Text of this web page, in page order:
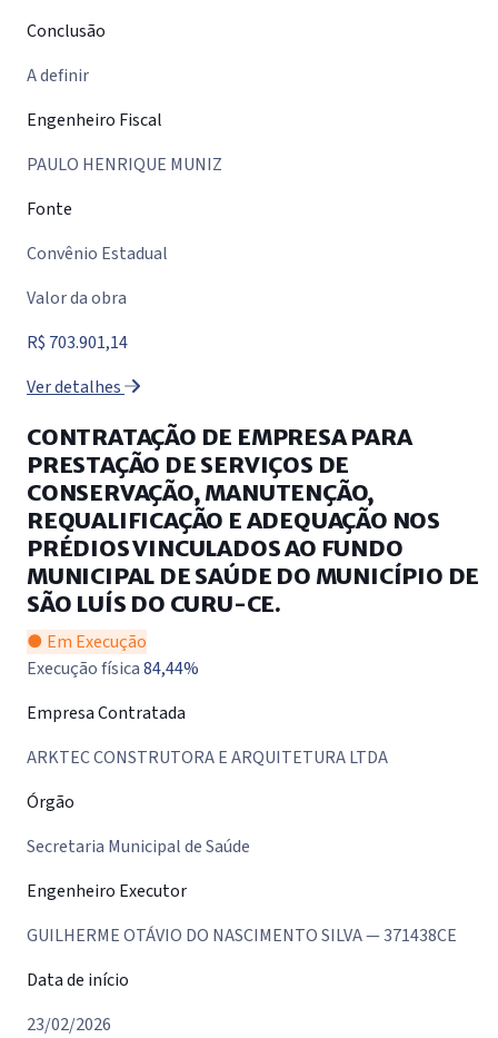
Conclusão
A definir
Engenheiro Fiscal
PAULO HENRIQUE MUNIZ
Fonte
Convênio Estadual
Valor da obra
R$ 703.901,14
Ver detalhes
CONTRATAÇÃO DE EMPRESA PARA
PRESTAÇÃO DE SERVIÇOS DE
CONSERVAÇÃO, MANUTENÇÃO,
REQUALIFICAÇÃO E ADEQUAÇÃO NOS
PRÉDIOS VINCULADOS AO FUNDO
MUNICIPAL DE SAÚDE DO MUNICÍPIO DE
SÃO LUÍS DO CURU-CE.
● Em Execução
Execução física84,44%
Empresa Contratada
ARKTEC CONSTRUTORA E ARQUITETURA LTDA
Órgão
Secretaria Municipal de Saúde
Engenheiro Executor
GUILHERME OTÁVIO DO NASCIMENTO SILVA — 371438CE
Data de início
23/02/2026